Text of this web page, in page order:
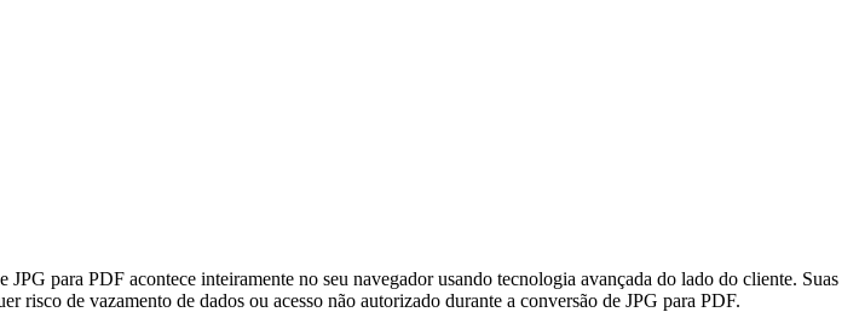
para PDF acontece inteiramente no seu navegador usando tecnologia avançada do lado do cliente. Suas
de vazamento de dados ou acesso não autorizado durante a conversão de JPG para PDF.